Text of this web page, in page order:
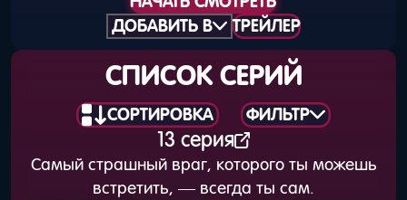
ДОБАВИТЬ В
ТРЕЙЛЕР
СОРТИРОВКА
СПИСОК СЕРИЙ
ФИЛЬТР
13 серия
Самый страшный враг, которого ты можешь
встретить, — всегда ты сам.